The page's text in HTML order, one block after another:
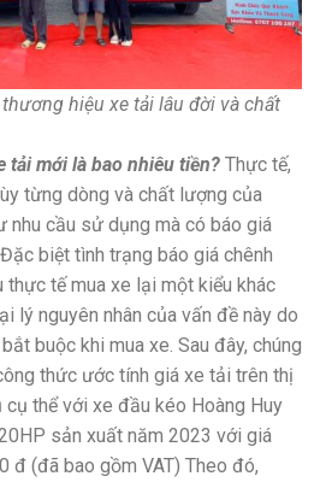
hiệu xe tải lâu đời và chất
tải mới là bao nhiêu tiền? Thực tế,
từng dòng và chất lượng của
nhu cầu sử dụng mà có báo giá
biệt tình trạng báo giá chênh
thực tế mua xe lại một kiểu khác
lý nguyên nhân của vấn đề này do
buộc khi mua xe. Sau đây, chúng
thức ước tính giá xe tải trên thị
thể với xe đầu kéo Hoàng Huy
sản xuất năm 2023 với giá
đ (đã bao gồm VAT) Theo đó,